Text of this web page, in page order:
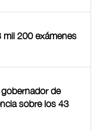
mil 200 exámenes
de
sobre los 43